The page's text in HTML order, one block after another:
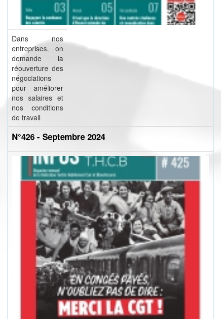
Dans nos
entreprises, on
demande la
réouverture des
négociations
pour améliorer
nos salaires et
nos conditions
de travail
N°426 - Septembre 2024